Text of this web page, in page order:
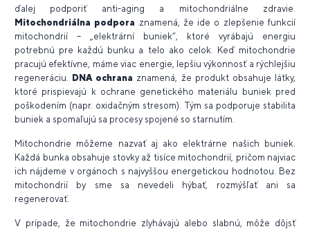
ďalej podporiť anti-aging a mitochondriálne zdravie.
Mitochondriálna podpora znamená, že ide o zlepšenie funkcií
mitochondrií – „elektrární buniek“, ktoré vyrábajú energiu
potrebnú pre každú bunku a telo ako celok. Keď mitochondrie
pracujú efektívne, máme viac energie, lepšiu výkonnosť a rýchlejšiu
regeneráciu. DNA ochrana znamená, že produkt obsahuje látky,
ktoré prispievajú k ochrane genetického materiálu buniek pred
poškodením (napr. oxidačným stresom). Tým sa podporuje stabilita
buniek a spomaľujú sa procesy spojené so starnutím.
Mitochondrie môžeme nazvať aj ako elektrárne našich buniek.
Každá bunka obsahuje stovky až tisíce mitochondrií, pričom najviac
ich nájdeme v orgánoch s najvyššou energetickou hodnotou. Bez
mitochondrií by sme sa nevedeli hýbať, rozmýšľať ani sa
regenerovať.
V prípade, že mitochondrie zlyhávajú alebo slabnú, môže dôjsť